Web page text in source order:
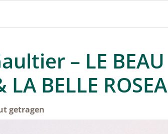
– LE BEAU
LA BELLE ROSEA
getragen